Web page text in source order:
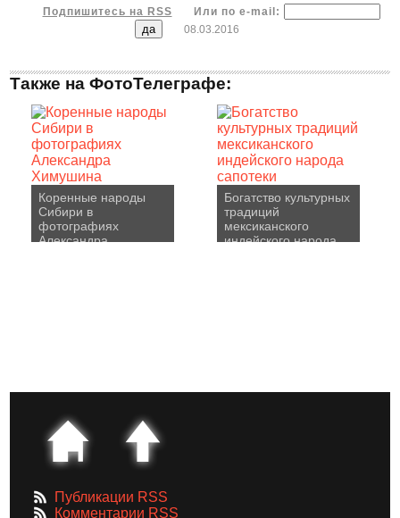
Подпишитесь на RSS
Или по e-mail:
08.03.2016
Также на ФотоТелеграфе:
Коренные народы
Сибири в
фотографиях
Александра
Богатство культурных
традиций
мексиканского
индейского народа
Публикации RSS
Комментарии RSS